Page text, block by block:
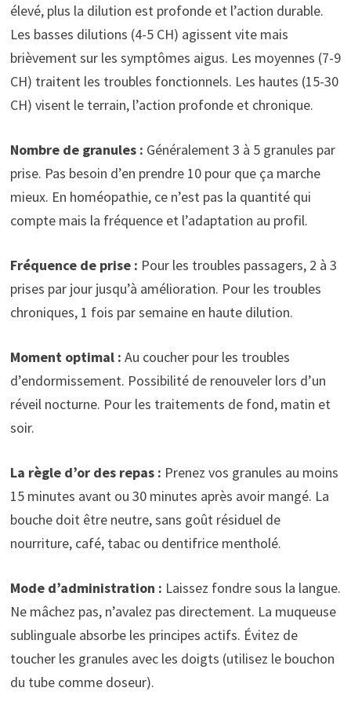
élevé, plus la dilution est profonde et l’action durable.
Les basses dilutions (4-5 CH) agissent vite mais
brièvement sur les symptômes aigus. Les moyennes (7-9
CH) traitent les troubles fonctionnels. Les hautes (15-30
CH) visent le terrain, l’action profonde et chronique.
Nombre de granules : Généralement 3 à 5 granules par
prise. Pas besoin d’en prendre 10 pour que ça marche
mieux. En homéopathie, ce n’est pas la quantité qui
compte mais la fréquence et l’adaptation au profil.
Fréquence de prise : Pour les troubles passagers, 2 à 3
prises par jour jusqu’à amélioration. Pour les troubles
chroniques, 1 fois par semaine en haute dilution.
Moment optimal : Au coucher pour les troubles
d’endormissement. Possibilité de renouveler lors d’un
réveil nocturne. Pour les traitements de fond, matin et
soir.
La règle d’or des repas : Prenez vos granules au moins
15 minutes avant ou 30 minutes après avoir mangé. La
bouche doit être neutre, sans goût résiduel de
nourriture, café, tabac ou dentifrice mentholé.
Mode d’administration : Laissez fondre sous la langue.
Ne mâchez pas, n’avalez pas directement. La muqueuse
sublinguale absorbe les principes actifs. Évitez de
toucher les granules avec les doigts (utilisez le bouchon
du tube comme doseur).